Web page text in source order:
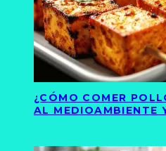
¿CÓMO COMER
AL MEDIOAMBIENTE